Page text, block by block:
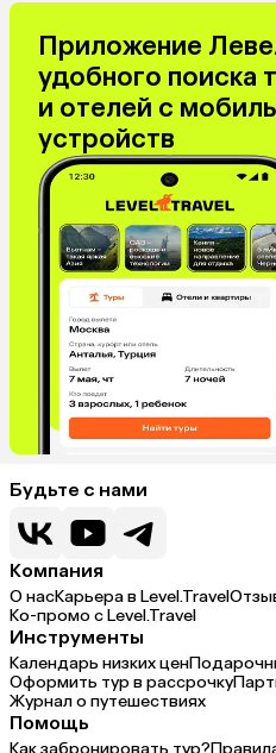
Приложение
удобного поиска
и отелей с
устройств
Будьте с нами
Компания
О насКарьера в Level.Travel
Ко-промо с Level.Travel
Инструменты
Календарь низких цен
Оформить тур в рассрочку
Журнал о путешествиях
Помощь
Как забронировать тур?